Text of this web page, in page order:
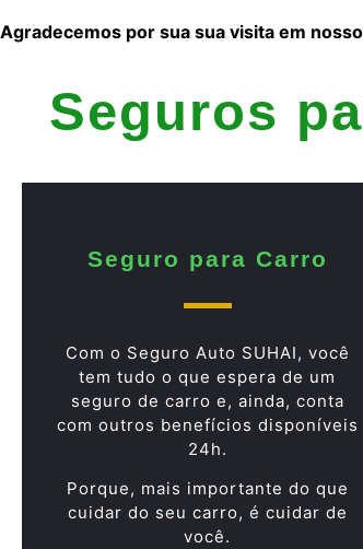
Agradecemos por sua sua visita em
Seguros
Seguro para Carro
Com o Seguro Auto SUHAI, você
tem tudo o que espera de um
seguro de carro e, ainda, conta
com outros benefícios disponíveis
24h.
Porque, mais importante do que
cuidar do seu carro, é cuidar de
você.